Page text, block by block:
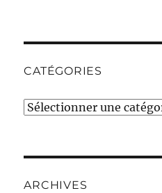
CATÉGORIES
Catégories
ARCHIVES